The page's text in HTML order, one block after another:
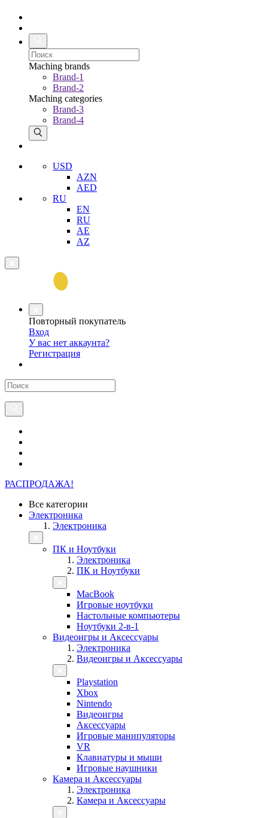
Maching brands
Brand-1
Brand-2
Maching categories
Brand-3
Brand-4
USD
AZN
AED
RU
EN
RU
AE
AZ
Повторный покупатель
Вход
У вас нет аккаунта?
Регистрация
РАСПРОДАЖА!
Все категории
Электроника
Электроника
ПК и Ноутбуки
Электроника
ПК и Ноутбуки
MacBook
Игровые ноутбуки
Настольные компьютеры
Ноутбуки 2-в-1
Видеоигры и Аксессуары
Электроника
Видеоигры и Аксессуары
Playstation
Xbox
Nintendo
Видеоигры
Аксессуары
Игровые манипуляторы
VR
Клавиатуры и мыши
Игровые наушники
Камера и Аксессуары
Электроника
Камера и Аксессуары